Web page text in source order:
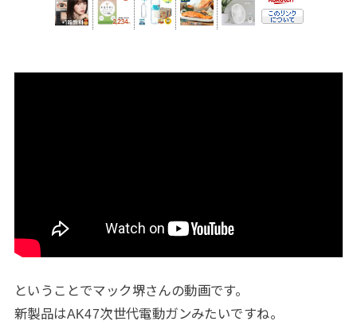
ということでマック堺さんの動画です。
新製品はAK47次世代電動ガンみたいですね。